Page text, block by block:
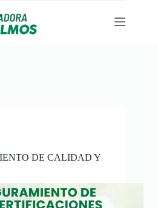
DE CALIDAD Y